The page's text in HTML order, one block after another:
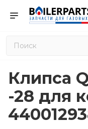
Клипса
-28 для